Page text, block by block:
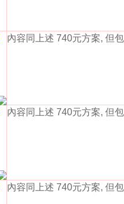
內容同上述 740元方案, 但
內容同上述 740元方案, 但
內容同上述 740元方案, 但